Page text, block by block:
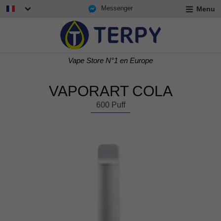
Messenger Menu
Vape Store N°1 en Europe
VAPORART COLA
600 Puff